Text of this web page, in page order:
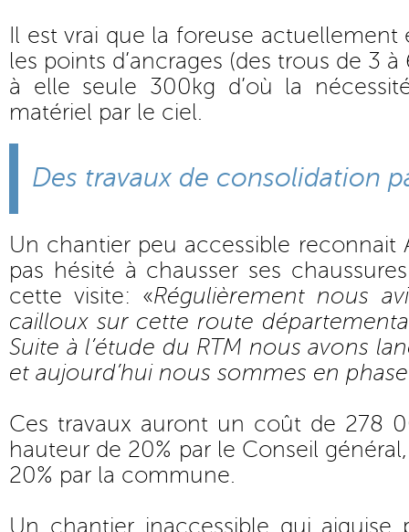
Il est vrai que la foreuse
les points d’ancrages (des trous de 3
à elle seule 300kg d’où la
matériel par le ciel.
Des travaux de consolidation
Un chantier peu accessible reconnait
pas hésité à chausser ses
cette visite: «Régulièrement nous
cailloux sur cette route
Suite à l’étude du RTM nous avons
et aujourd’hui nous sommes en
Ces travaux auront un coût de 278
hauteur de 20% par le Conseil
20% par la commune.
Un chantier inaccessible qui aiguise